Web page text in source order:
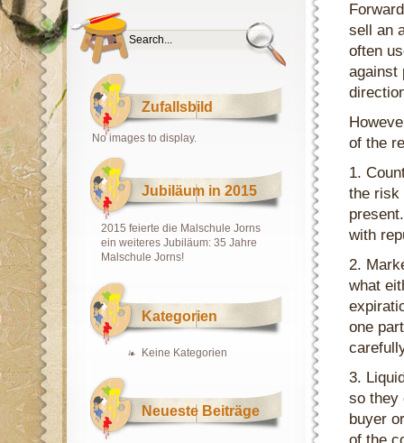
Zufallsbild
No images to display.
Jubiläum in 2015
2015 feierte die Malschule Jorns
ein weiteres Jubiläum: 35 Jahre
Malschule Jorns!
Kategorien
Keine Kategorien
Neueste Beiträge
sell an
often
against
of the
1.
the risk
with
2.
what
one
3.
so they
buyer